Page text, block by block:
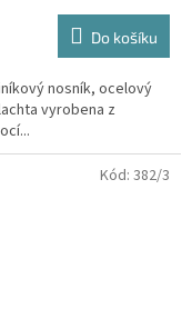
Do košíku
nosník, ocelový
vyrobena z
Kód: 382/3